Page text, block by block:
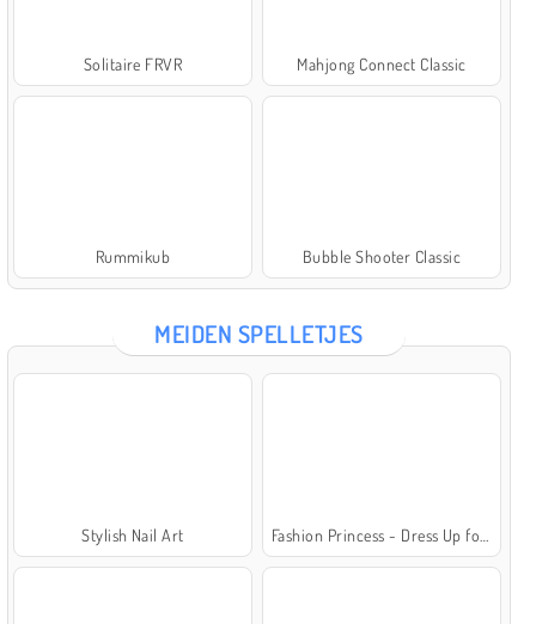
Solitaire FRVR Mahjong Connect Classic
Rummikub Bubble Shooter Classic
MEIDEN SPELLETJES
Stylish Nail Art